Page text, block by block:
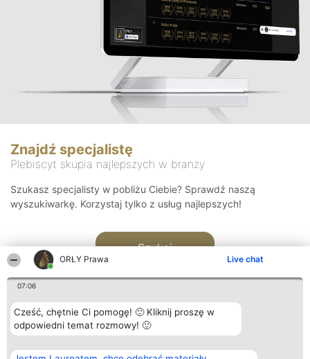
ORŁY Prawa Live chat
07:06
Cześć, chętnie Ci pomogę! 🙂 Kliknij proszę w
odpowiedni temat rozmowy! 🙂
Znajdź specjalistę
Plebiscyt skupia najlepszych w branży
Szukasz specjalisty w pobliżu Ciebie? Sprawdź naszą
wyszukiwarkę. Korzystaj tylko z usług najlepszych!
Szukaj
Organizator plebiscytu Plebiscyt Kontakt